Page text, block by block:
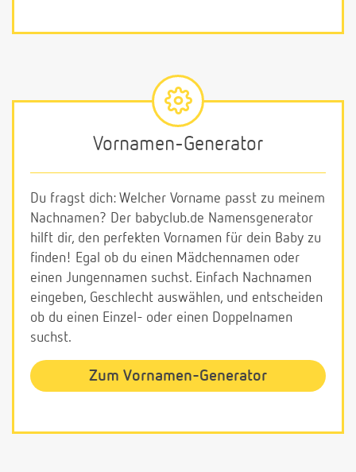
Vornamen-Generator
Du fragst dich: Welcher Vorname passt zu meinem
Nachnamen? Der babyclub.de Namensgenerator
hilft dir, den perfekten Vornamen für dein Baby zu
finden! Egal ob du einen Mädchennamen oder
einen Jungennamen suchst. Einfach Nachnamen
eingeben, Geschlecht auswählen, und entscheiden
ob du einen Einzel- oder einen Doppelnamen
suchst.
Zum Vornamen-Generator